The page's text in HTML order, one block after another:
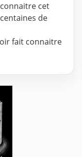
cet
de
fait connaitre